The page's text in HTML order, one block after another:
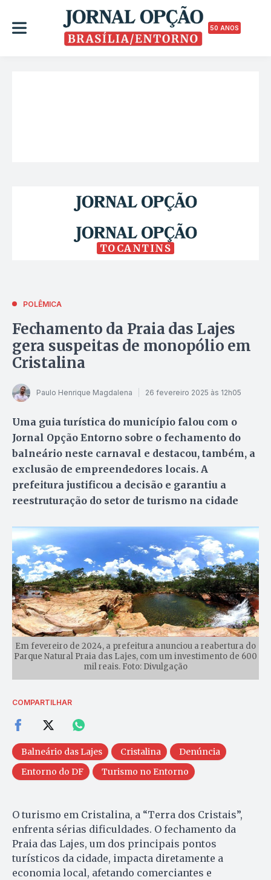
50 ANOS
TOCANTINS
POLÊMICA
Fechamento da Praia das Lajes
gera suspeitas de monopólio em
Cristalina
Paulo Henrique Magdalena 26 fevereiro 2025 às 12h05
Uma guia turística do município falou com o
Jornal Opção Entorno sobre o fechamento do
balneário neste carnaval e destacou, também, a
exclusão de empreendedores locais. A
prefeitura justificou a decisão e garantiu a
reestruturação do setor de turismo na cidade
Em fevereiro de 2024, a prefeitura anunciou a reabertura do
Parque Natural Praia das Lajes, com um investimento de 600
mil reais. Foto: Divulgação
COMPARTILHAR
Balneário das Lajes Cristalina
Denúncia
Entorno do DF
Turismo no Entorno
O turismo em Cristalina, a “Terra dos Cristais”,
enfrenta sérias dificuldades. O fechamento da
Praia das Lajes, um dos principais pontos
turísticos da cidade, impacta diretamente a
economia local, afetando comerciantes e